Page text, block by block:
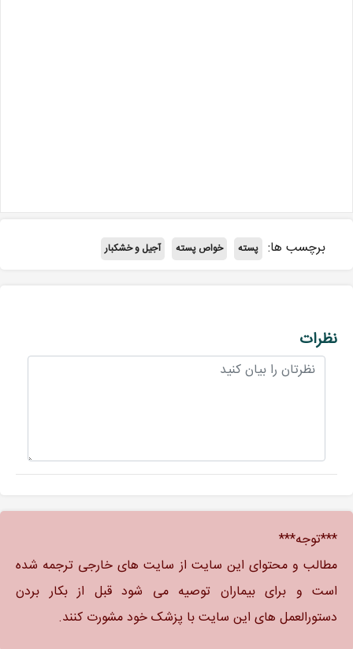
برچسب ها: پسته خواص پسته آجیل و خشکبار
نظرات
***توجه***
مطالب و محتوای این سایت از سایت های خارجی ترجمه شده
است و برای بیماران توصیه می شود قبل از بکار بردن
دستورالعمل های این سایت با پزشک خود مشورت کنند.